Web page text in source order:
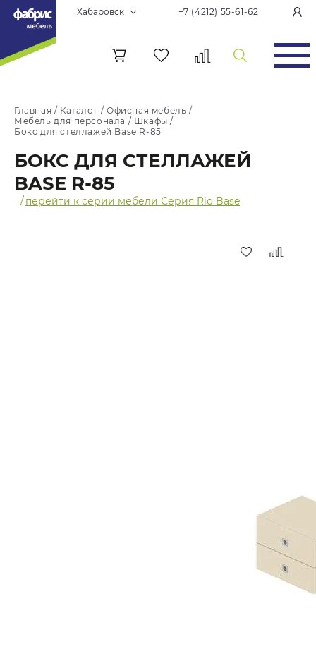
Хабаровск +7 (4212) 55-61-62
Главная / Каталог /Офисная мебель /
Мебель для персонала / Шкафы /
Бокс для стеллажей Base R-85
БОКС ДЛЯ СТЕЛЛАЖЕЙ
BASE R-85
/перейти к серии мебели Серия Rio Base